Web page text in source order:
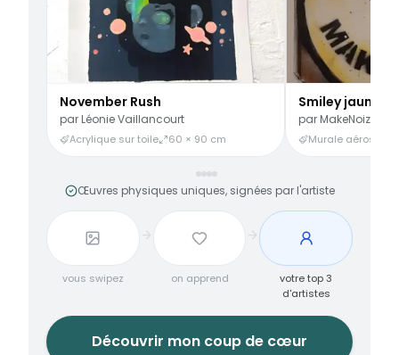
November Rush
par Léonie Vaillancourt
Acrylique sur toile 60 × 90 cm
Smiley jaune
par MakeNoize
Murale aérosol
Œuvres physiques uniques, signées par l'artiste
vous swipez on apprend
votre top 3
d'artistes
Découvrir mon coup de cœur